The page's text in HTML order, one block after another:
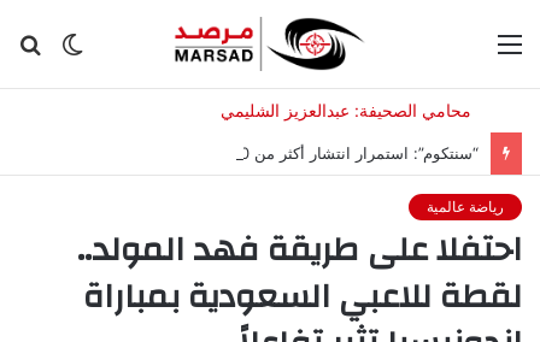
الوضع
رياضة عالمية
احتفلا على طريقة فهد المولد..
لقطة للاعبي السعودية بمباراة